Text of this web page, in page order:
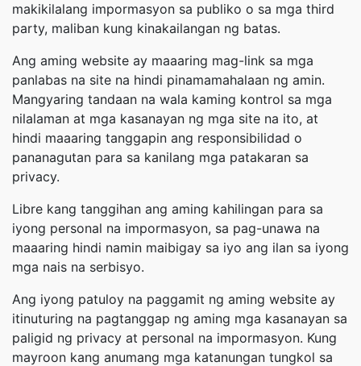
makikilalang impormasyon sa publiko o sa mga third
party, maliban kung kinakailangan ng batas.
Ang aming website ay maaaring mag-link sa mga
panlabas na site na hindi pinamamahalaan ng amin.
Mangyaring tandaan na wala kaming kontrol sa mga
nilalaman at mga kasanayan ng mga site na ito, at
hindi maaaring tanggapin ang responsibilidad o
pananagutan para sa kanilang mga patakaran sa
privacy.
Libre kang tanggihan ang aming kahilingan para sa
iyong personal na impormasyon, sa pag-unawa na
maaaring hindi namin maibigay sa iyo ang ilan sa iyong
mga nais na serbisyo.
Ang iyong patuloy na paggamit ng aming website ay
itinuturing na pagtanggap ng aming mga kasanayan sa
paligid ng privacy at personal na impormasyon. Kung
mayroon kang anumang mga katanungan tungkol sa